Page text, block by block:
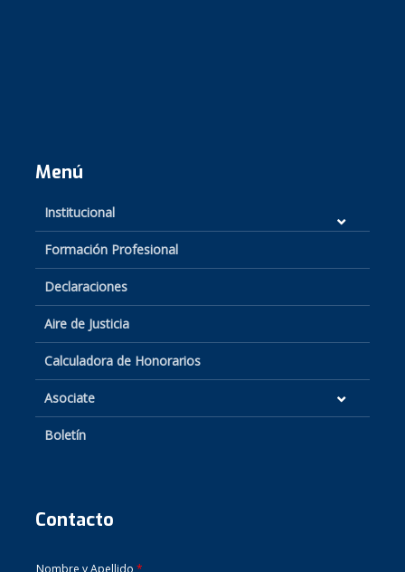
Menú
Institucional
Formación Profesional
Declaraciones
Aire de Justicia
Calculadora de Honorarios
Asociate
Boletín
Contacto